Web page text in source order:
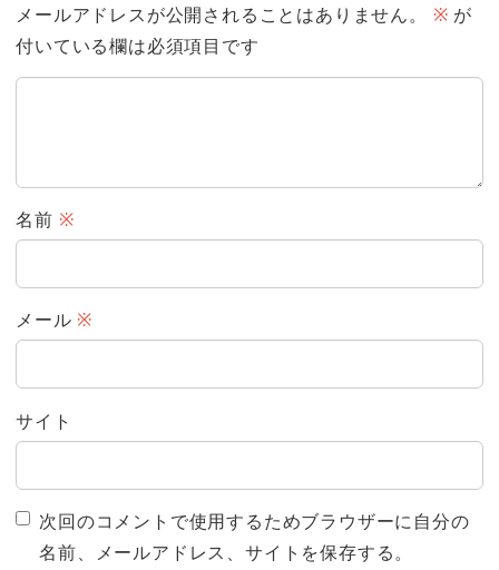
メールアドレスが公開されることはありません。 ※ が
付いている欄は必須項目です
名前 ※
メール ※
サイト
次回のコメントで使用するためブラウザーに自分の
名前、メールアドレス、サイトを保存する。